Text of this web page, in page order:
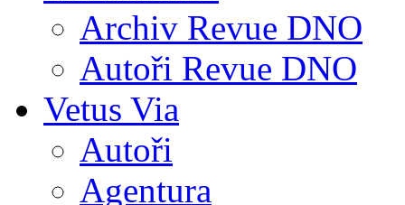
Archiv Revue DNO
Autoři Revue DNO
Vetus Via
Autoři
Agentura